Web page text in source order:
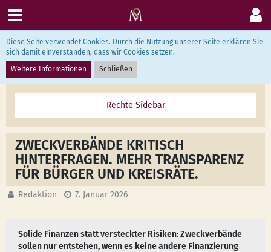
Aus dem Kreistag
ZWECKVERBÄNDE KRITISCH
HINTERFRAGEN. MEHR TRANSPARENZ
FÜR BÜRGER UND KREISRÄTE.
Redaktion 7. Januar 2026
Solide Finanzen statt versteckter Risiken: Zweckverbände
sollen nur entstehen, wenn es keine andere Finanzierung
Diese Seite verwendet Cookies. Durch die Nutzung unserer Seite erklären Sie
sich damit einverstanden, dass wir Cookies setzen.
Weitere Informationen
Schließen